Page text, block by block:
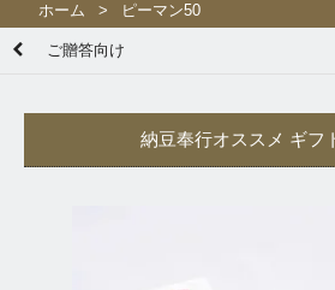
ホーム
> ピーマン50
ご贈答向け
納豆奉行オススメ ギフ